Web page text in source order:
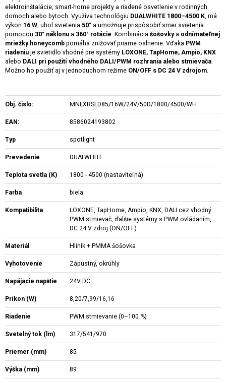
elektroinštalácie, smart-home projekty a riadené osvetlenie v rodinných
domoch alebo bytoch. Využíva technológiu DUALWHITE 1800–4500 K, má
výkon 16 W, uhol svietenia 50° a umožňuje prispôsobiť smer svietenia
pomocou 30° náklonu a 360° rotácie. Kombinácia šošovkya odnímateľnej
mriežky honeycomb pomáha znižovať priame oslnenie. Vďaka PWM
riadeniu je svietidlo vhodné pre systémy LOXONE, TapHome, Ampio, KNX
alebo DALI pri použití vhodného DALI/PWM rozhrania alebo stmievača.
Možno ho použiť aj v jednoduchom režime ON/OFF s DC 24 V zdrojom.
Obj. čislo: MNLXRSLD85/16W/24V/50D/1800/4500/WH
EAN: 8586024193802
Typ spotlight
Prevedenie DUALWHITE
Teplota svetla (K) 1800 - 4500 (nastaviteľná)
Farba biela
Kompatibilita
LOXONE, TapHome, Ampio, KNX, DALI cez vhodný
PWM stmievač, ďalšie systémy s PWM ovládaním,
DC 24 V zdroj (ON/OFF)
Materiál Hliník + PMMA šošovka
Vyhotovenie Zápustný, okrúhly
Napájacie napätie 24V DC
Príkon (W) 8,20/7,99/16,16
Riadenie PWM stmievanie (0–100 %)
Svetelný tok (lm) 317/541/970
Priemer (mm) 85
Výška (mm) 89